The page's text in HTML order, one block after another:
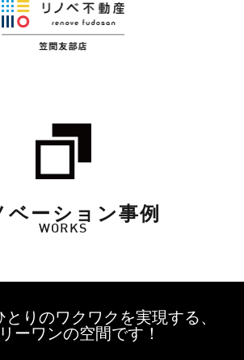
ベーション事例
WORKS
りのワクワクを実現する、
ーワンの空間です！